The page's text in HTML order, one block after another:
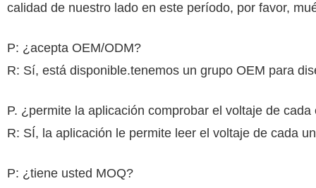
calidad de nuestro lado en este período, por favor,
P: ¿acepta OEM/ODM?
R: Sí, está disponible.tenemos un grupo OEM para
P. ¿permite la aplicación comprobar el voltaje de cada
R: SÍ, la aplicación le permite leer el voltaje de cada
P: ¿tiene usted MOQ?